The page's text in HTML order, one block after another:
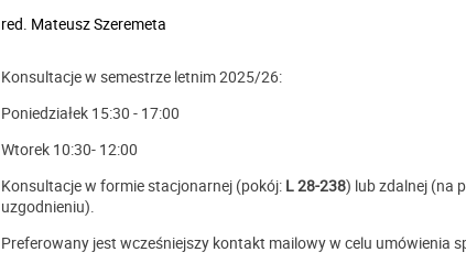
red. Mateusz Szeremeta
Konsultacje w semestrze letnim 2025/26:
Poniedziałek 15:30 - 17:00
Wtorek 10:30- 12:00
Konsultacje w formie stacjonarnej (pokój: L 28-238) lub zdalnej (na
uzgodnieniu).
Preferowany jest wcześniejszy kontakt mailowy w celu umówienia